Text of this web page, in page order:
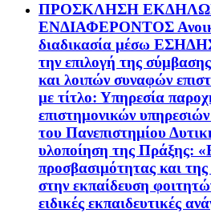
ΠΡΟΣΚΛΗΣΗ
ΕΝΔΙΑΦΕΡΟΝΤΟΣ
διαδικασία μέσω
την επιλογή της
και λοιπών συναφών
με τίτλο: Υπηρεσία
επιστημονικών
του Πανεπιστημίου
υλοποίηση της Πράξης:
προσβασιμότητας και
στην εκπαίδευση
ειδικές εκπαιδευτικές